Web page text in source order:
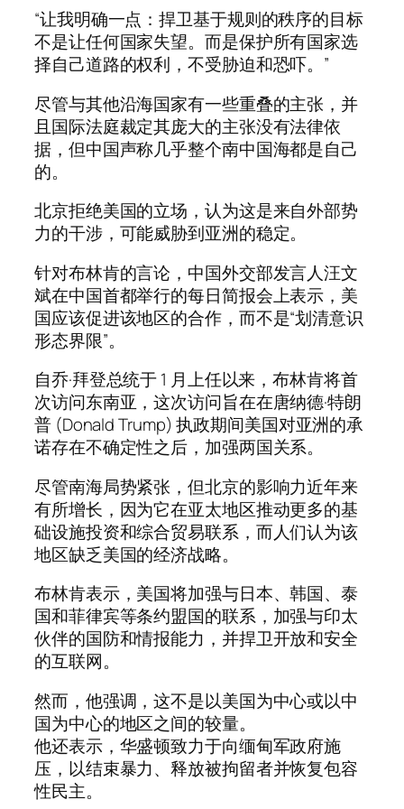
“让我明确一点：捍卫基于规则的秩序的目标
不是让任何国家失望。而是保护所有国家选
择自己道路的权利，不受胁迫和恐吓。”
尽管与其他沿海国家有一些重叠的主张，并
且国际法庭裁定其庞大的主张没有法律依
据，但中国声称几乎整个南中国海都是自己
的。
北京拒绝美国的立场，认为这是来自外部势
力的干涉，可能威胁到亚洲的稳定。
针对布林肯的言论，中国外交部发言人汪文
斌在中国首都举行的每日简报会上表示，美
国应该促进该地区的合作，而不是“划清意识
形态界限”。
自乔·拜登总统于 1 月上任以来，布林肯将首
次访问东南亚，这次访问旨在在唐纳德·特朗
普 (Donald Trump) 执政期间美国对亚洲的承
诺存在不确定性之后，加强两国关系。
尽管南海局势紧张，但北京的影响力近年来
有所增长，因为它在亚太地区推动更多的基
础设施投资和综合贸易联系，而人们认为该
地区缺乏美国的经济战略。
布林肯表示，美国将加强与日本、韩国、泰
国和菲律宾等条约盟国的联系，加强与印太
伙伴的国防和情报能力，并捍卫开放和安全
的互联网。
然而，他强调，这不是以美国为中心或以中
国为中心的地区之间的较量。
他还表示，华盛顿致力于向缅甸军政府施
压，以结束暴力、释放被拘留者并恢复包容
性民主。